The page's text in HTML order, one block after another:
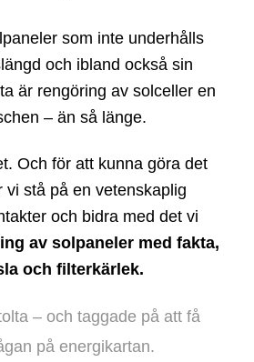
som inte underhålls
och ibland också sin
är rengöring av solceller en
– än så länge.
Och för att kunna göra det
vi stå på en vetenskaplig
och bidra med det vi
av solpaneler med fakta,
och filterkärlek.
– och taggade på att få
på energikartan.